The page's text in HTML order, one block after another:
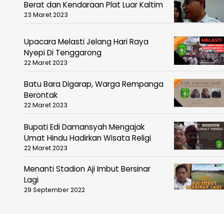
Berat dan Kendaraan Plat Luar Kaltim
23 Maret 2023
Upacara Melasti Jelang Hari Raya
Nyepi Di Tenggarong
22 Maret 2023
Batu Bara Digarap, Warga Rempanga
Berontak
22 Maret 2023
Bupati Edi Damansyah Mengajak
Umat Hindu Hadirkan Wisata Religi
22 Maret 2023
Menanti Stadion Aji Imbut Bersinar
Lagi
29 September 2022